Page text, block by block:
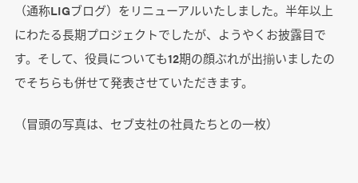
（通称LIGブログ）をリニューアルいたしました。半年以上
にわたる長期プロジェクトでしたが、ようやくお披露目で
す。そして、役員についても12期の顔ぶれが出揃いましたの
でそちらも併せて発表させていただきます。
（冒頭の写真は、セブ支社の社員たちとの一枚）